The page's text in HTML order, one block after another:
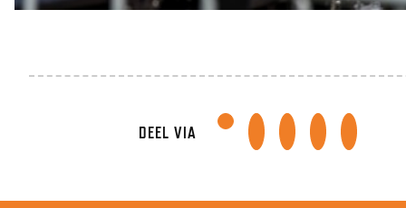
DEEL VIA